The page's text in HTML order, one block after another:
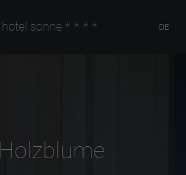
hotel sonne **** DE
Holzblume